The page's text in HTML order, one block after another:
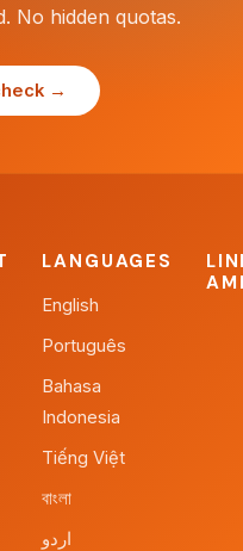
No hidden quotas.
→
LANGUAGES
English
Português
Bahasa
Indonesia
Tiếng Việt
বাংলা
اردو